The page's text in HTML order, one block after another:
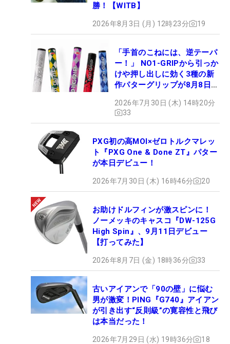
勝！【WITB】
2026年8月3日 (月) 12時23分 19
「手首のこねには、逆テーパ
ー！」 NO1-GRIPから引っか
けや押し出しに効く3種の新
作パターグリップが8月8日デ
2026年7月30日 (木) 14時20分
33
PXG初の高MOI×ゼロトルクマレッ
ト『PXG One & Done ZT』パター
が本日デビュー！
2026年7月30日 (木) 16時46分 20
お助けドルフィンが激スピンに！
ノーメッキのキャスコ『DW-125G
High Spin』、9月11日デビュー
【打ってみた】
2026年8月7日 (金) 18時36分 33
古いアイアンで「90の壁」に悩む
男が激変！PING『G740』アイアン
が引き出す“反則級”の寛容性と飛び
は本当だった！
2026年7月29日 (水) 19時36分 18